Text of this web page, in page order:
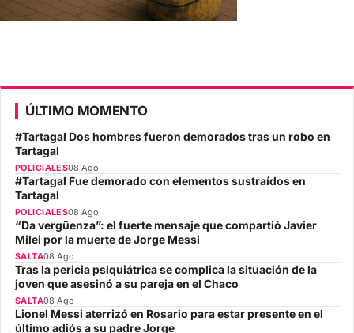
ÚLTIMO MOMENTO
#Tartagal Dos hombres fueron demorados tras un robo en
Tartagal
POLICIALES08 Ago
#Tartagal Fue demorado con elementos sustraídos en
Tartagal
POLICIALES08 Ago
“Da vergüenza”: el fuerte mensaje que compartió Javier
Milei por la muerte de Jorge Messi
SALTA08 Ago
Tras la pericia psiquiátrica se complica la situación de la
joven que asesinó a su pareja en el Chaco
SALTA08 Ago
Lionel Messi aterrizó en Rosario para estar presente en el
último adiós a su padre Jorge